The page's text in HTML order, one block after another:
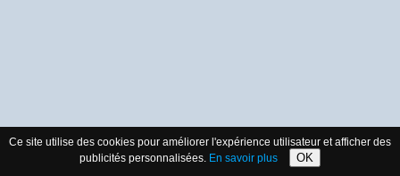
Ce site utilise des cookies pour améliorer l'expérience utilisateur et afficher des
publicités personnalisées. En savoir plus OK